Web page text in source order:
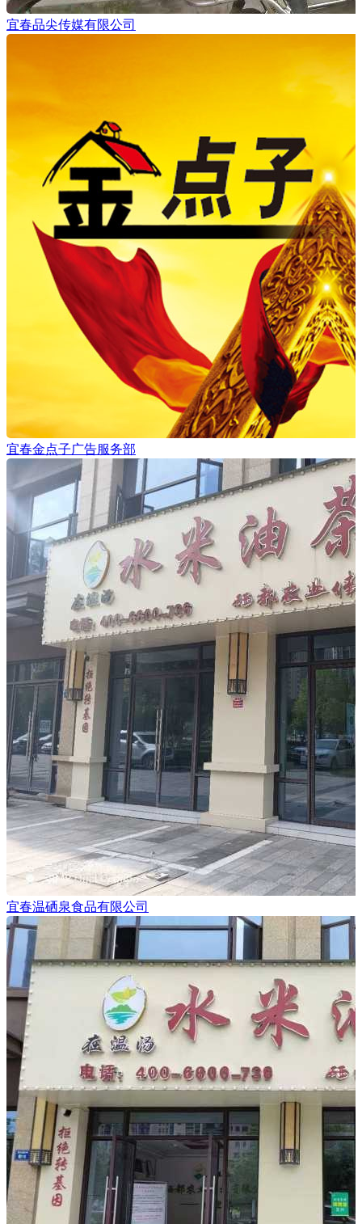
宜春品尖传媒有限公司
宜春金点子广告服务部
宜春温硒泉食品有限公司